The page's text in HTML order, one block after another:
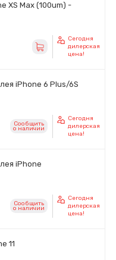
XS Max (100um) -
Сегодня
дилерская
цена!
iPhone 6 Plus/6S
Сообщить
o наличии
Сегодня
дилерская
цена!
iPhone
Сообщить
o наличии
Сегодня
дилерская
цена!
11